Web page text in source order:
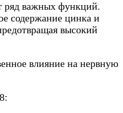
ряд важных функций.
содержание цинка и
высокий
влияние на нервную